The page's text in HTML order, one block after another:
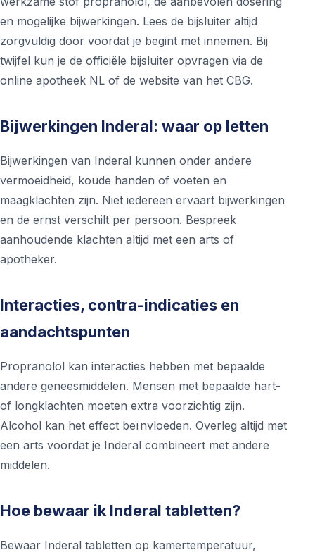
en mogelijke bijwerkingen. Lees de bijsluiter altijd
zorgvuldig door voordat je begint met innemen. Bij
twijfel kun je de officiële bijsluiter opvragen via de
online apotheek NL of de website van het CBG.
Bijwerkingen Inderal: waar op letten
Bijwerkingen van Inderal kunnen onder andere
vermoeidheid, koude handen of voeten en
maagklachten zijn. Niet iedereen ervaart bijwerkingen
en de ernst verschilt per persoon. Bespreek
aanhoudende klachten altijd met een arts of
apotheker.
Interacties, contra-indicaties en
aandachtspunten
Propranolol kan interacties hebben met bepaalde
andere geneesmiddelen. Mensen met bepaalde hart-
of longklachten moeten extra voorzichtig zijn.
Alcohol kan het effect beïnvloeden. Overleg altijd met
een arts voordat je Inderal combineert met andere
middelen.
Hoe bewaar ik Inderal tabletten?
Bewaar Inderal tabletten op kamertemperatuur,